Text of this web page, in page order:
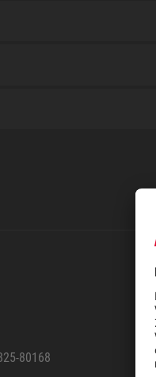
80168